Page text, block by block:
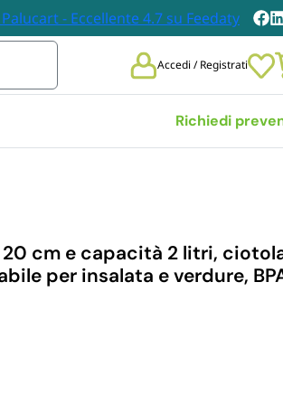
Accedi / Registrati
Richiedi
Tovaglie
Tovaglioli
cm e capacità 2 litri,
per insalata e verdure,